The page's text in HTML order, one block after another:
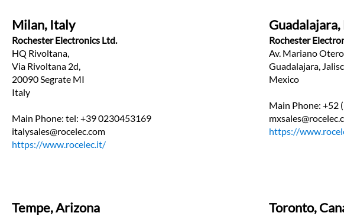
Milan, Italy
Rochester Electronics Ltd.
HQ Rivoltana,
Via Rivoltana 2d,
20090 Segrate MI
Italy
Main Phone: tel: +39 0230453169
italysales@rocelec.com
https://www.rocelec.it/
Rochester
Av. Mariano
Guadalajara,
Mexico
Main Phone: +52
https://
Tempe, Arizona Toronto,